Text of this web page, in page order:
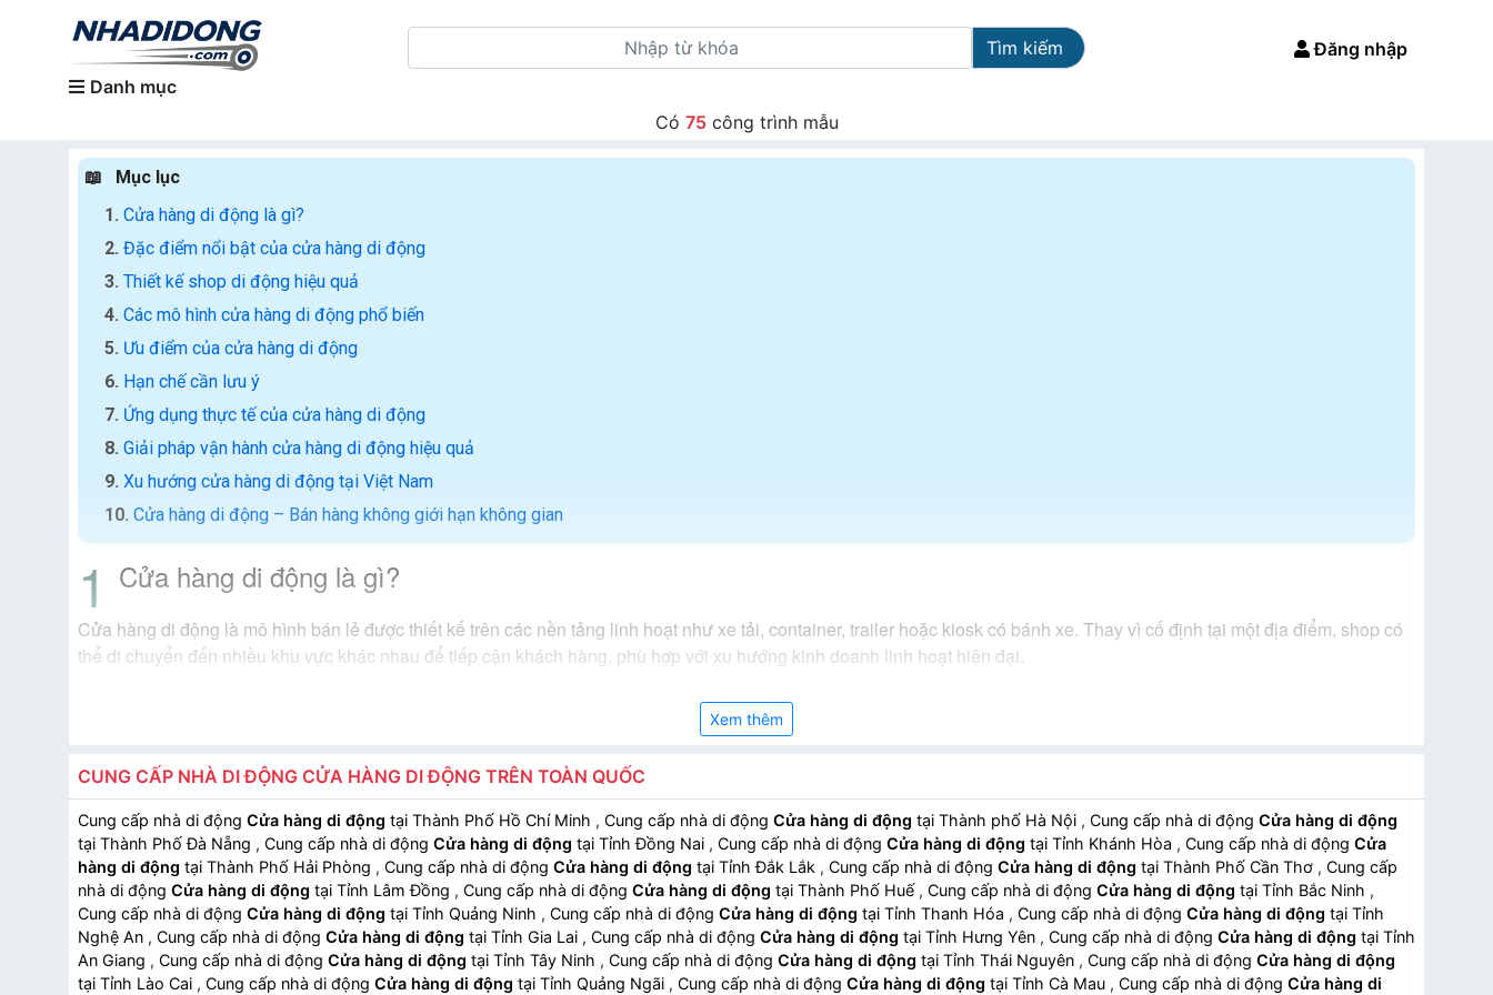
Danh mục
Tìm kiếm Đăng nhập
Có 75công trình mẫu
Mục lục
Cửa hàng di động là gì?
Đặc điểm nổi bật của cửa hàng di động
Thiết kế shop di động hiệu quả
Các mô hình cửa hàng di động phổ biến
Ưu điểm của cửa hàng di động
Hạn chế cần lưu ý
Ứng dụng thực tế của cửa hàng di động
Giải pháp vận hành cửa hàng di động hiệu quả
Xu hướng cửa hàng di động tại Việt Nam
Cửa hàng di động – Bán hàng không giới hạn không gian
Cửa hàng di động là gì?
Cửa hàng di động là mô hình bán lẻ được thiết kế trên các nền tảng linh hoạt như xe tải, container, trailer hoặc kiosk có bánh xe. Thay vì cố định tại một địa điểm, shop có
thể di chuyển đến nhiều khu vực khác nhau để tiếp cận khách hàng, phù hợp với xu hướng kinh doanh linh hoạt hiện đại.
Xem thêm
CUNG CẤP NHÀ DI ĐỘNG CỬA HÀNG DI ĐỘNG TRÊN TOÀN QUỐC
Cung cấp nhà di động Cửa hàng di động tại Thành Phố Hồ Chí Minh , Cung cấp nhà di động Cửa hàng di động tại Thành phố Hà Nội , Cung cấp nhà di động Cửa hàng di động
tại Thành Phố Đà Nẵng , Cung cấp nhà di động Cửa hàng di động tại Tỉnh Đồng Nai , Cung cấp nhà di động Cửa hàng di động tại Tỉnh Khánh Hòa , Cung cấp nhà di động Cửa
hàng di động tại Thành Phố Hải Phòng , Cung cấp nhà di động Cửa hàng di động tại Tỉnh Đắk Lắk , Cung cấp nhà di động Cửa hàng di động tại Thành Phố Cần Thơ , Cung cấp
nhà di động Cửa hàng di động tại Tỉnh Lâm Đồng , Cung cấp nhà di động Cửa hàng di động tại Thành Phố Huế , Cung cấp nhà di động Cửa hàng di động tại Tỉnh Bắc Ninh ,
Cung cấp nhà di động Cửa hàng di động tại Tỉnh Quảng Ninh , Cung cấp nhà di động Cửa hàng di động tại Tỉnh Thanh Hóa , Cung cấp nhà di động Cửa hàng di động tại Tỉnh
Nghệ An , Cung cấp nhà di động Cửa hàng di động tại Tỉnh Gia Lai , Cung cấp nhà di động Cửa hàng di động tại Tỉnh Hưng Yên , Cung cấp nhà di động Cửa hàng di động tại Tỉnh
An Giang , Cung cấp nhà di động Cửa hàng di động tại Tỉnh Tây Ninh , Cung cấp nhà di động Cửa hàng di động tại Tỉnh Thái Nguyên , Cung cấp nhà di động Cửa hàng di động
tại Tỉnh Lào Cai , Cung cấp nhà di động Cửa hàng di động tại Tỉnh Quảng Ngãi , Cung cấp nhà di động Cửa hàng di động tại Tỉnh Cà Mau , Cung cấp nhà di động Cửa hàng di